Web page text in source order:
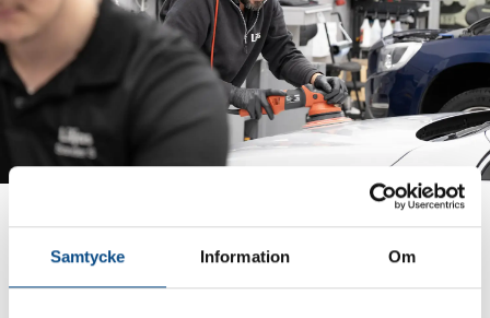
Samtycke Information Om
Ge din bil en total makeover
Med vår bilrekond blir bilen som ny igen!